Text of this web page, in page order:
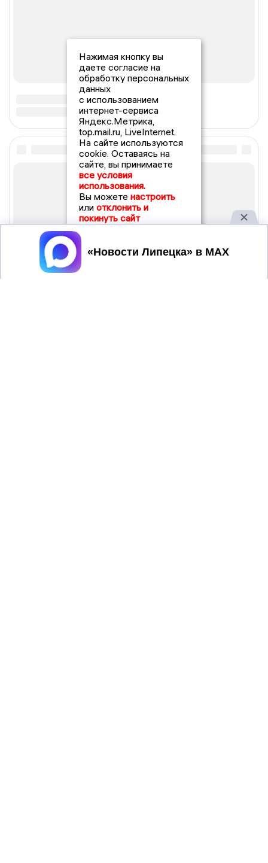
Нажимая кнопку вы
даете согласие на
обработку персональных
данных
с использованием
интернет-сервиса
Яндекс.Метрика,
top.mail.ru, LiveInternet.
На сайте используются
cookie. Оставаясь на
сайте, вы принимаете
все условия
использования.
Вы можете настроить
или отклонить и
покинуть сайт
Принять